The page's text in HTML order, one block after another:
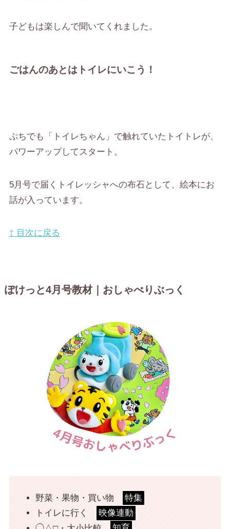
子どもは楽しんで聞いてくれました。
ごはんのあとはトイレにいこう！
ぷちでも「トイレちゃん」で触れていたトイトレが、
パワーアップしてスタート。
5月号で届くトイレッシャへの布石として、絵本にお
話が入っています。
⇧ 目次に戻る
ぽけっと4月号教材｜おしゃべりぶっく
野菜・果物・買い物
特集
トイレに行く
映像連動